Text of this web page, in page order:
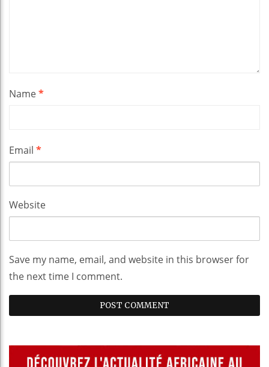
Name*
Email *
Website
Save my name, email, and website in this browser for
the next time I comment.